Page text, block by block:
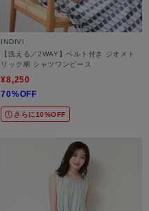
INDIVI
【洗える／2WAY】ベルト付き ジオメト
リック柄 シャツワンピース
¥8,250
70%OFF
さらに10%OFF